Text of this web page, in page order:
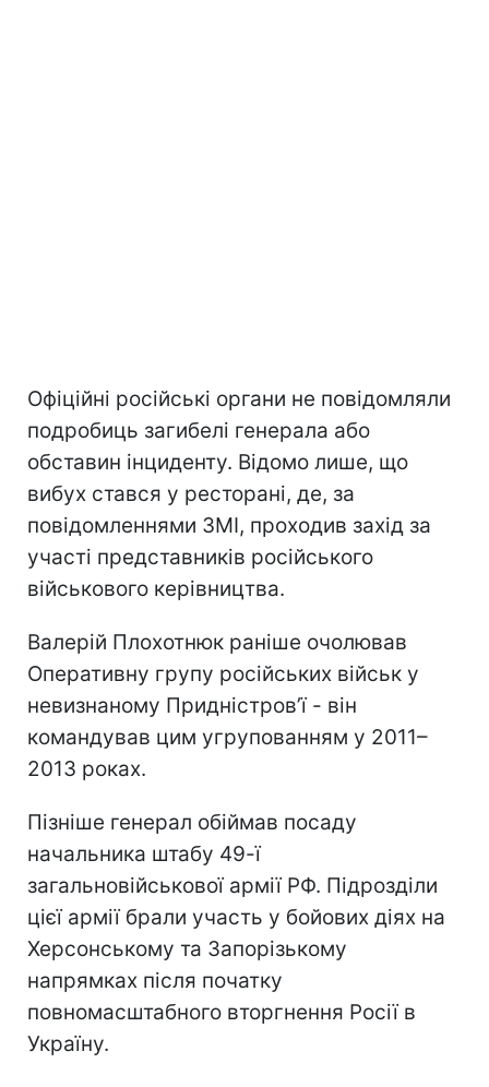
Офіційні російські органи не повідомляли
подробиць загибелі генерала або
обставин інциденту. Відомо лише, що
вибух стався у ресторані, де, за
повідомленнями ЗМІ, проходив захід за
участі представників російського
військового керівництва.
Валерій Плохотнюк раніше очолював
Оперативну групу російських військ у
невизнаному Придністров’ї - він
командував цим угрупованням у 2011–
2013 роках.
Пізніше генерал обіймав посаду
начальника штабу 49-ї
загальновійськової армії РФ. Підрозділи
цієї армії брали участь у бойових діях на
Херсонському та Запорізькому
напрямках після початку
повномасштабного вторгнення Росії в
Україну.